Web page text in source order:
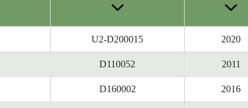
U2-D200015 2020
D110052 2011
D160002 2016